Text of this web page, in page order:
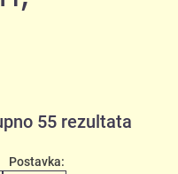
55 rezultata
Postavka: